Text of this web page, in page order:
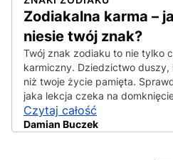
Zodiakalna karma –
niesie twój znak?
Twój znak zodiaku to nie tylko
karmiczny. Dziedzictwo duszy,
niż twoje życie pamięta.
jaka lekcja czeka na
Czytaj całość
Damian Buczek